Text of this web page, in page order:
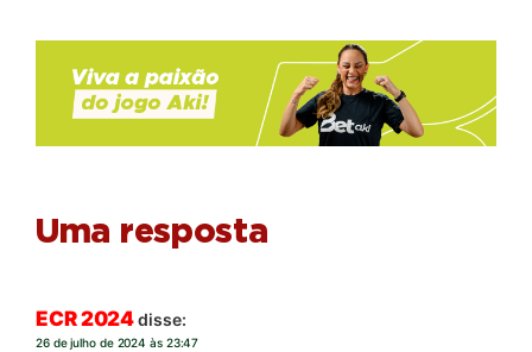
Uma resposta
ECR 2024disse:
26 de julho de 2024 às 23:47